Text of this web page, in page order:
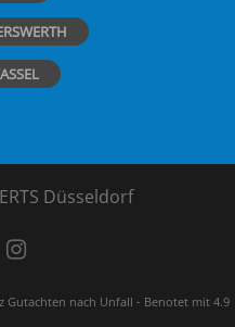
Düsseldorf
Gutachten nach Unfall - Benotet mit 4.9